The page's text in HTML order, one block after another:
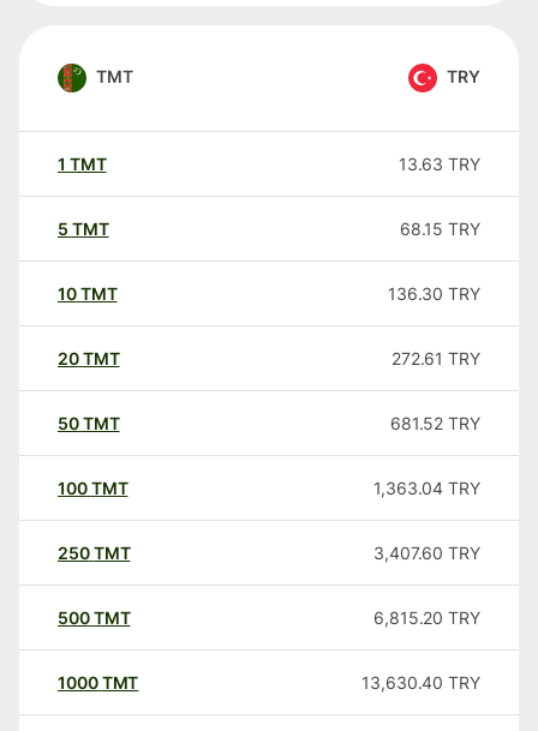
TMT TRY
1 TMT 13.63 TRY
5 TMT 68.15 TRY
10TMT 136.30 TRY
20TMT 272.61 TRY
50TMT 681.52 TRY
100TMT 1,363.04 TRY
250TMT 3,407.60 TRY
500TMT 6,815.20 TRY
1000TMT 13,630.40 TRY